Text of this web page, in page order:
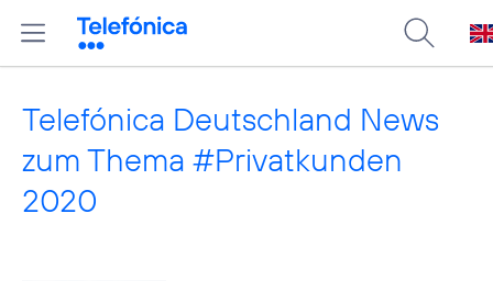
Telefónica Deutschland News
zum Thema #Privatkunden
2020